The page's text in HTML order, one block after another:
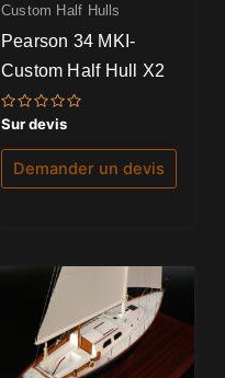
Custom Half Hulls
Pearson 34 MKI-
Custom Half Hull X2
Note
0
sur
Sur devis
Demander un devis